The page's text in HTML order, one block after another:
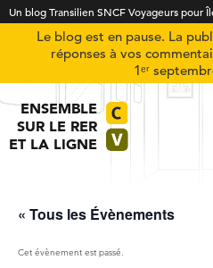
Un blog Transilien SNCF Voyageurs pour
Le blog est en pause. La
réponses à vos
1ᵉʳ
ENSEMBLE
SUR LE RER
ET LA LIGNE
« Tous les Évènements
Cet évènement est passé.